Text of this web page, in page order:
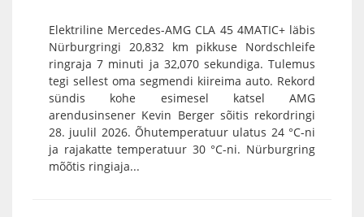
Elektriline Mercedes-AMG CLA 45 4MATIC+ läbis
Nürburgringi 20,832 km pikkuse Nordschleife
ringraja 7 minuti ja 32,070 sekundiga. Tulemus
tegi sellest oma segmendi kiireima auto. Rekord
sündis kohe esimesel katsel AMG
arendusinsener Kevin Berger sõitis rekordringi
28. juulil 2026. Õhutemperatuur ulatus 24 °C-ni
ja rajakatte temperatuur 30 °C-ni. Nürburgring
mõõtis ringiaja...